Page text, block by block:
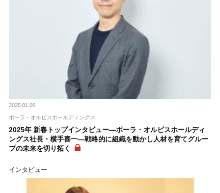
2025.01.06
ポーラ・オルビスホールディングス
2025年 新春トップインタビュー―ポーラ・オルビスホールディ
ングス社長・横手喜一―戦略的に組織を動かし人材を育てグルー
プの未来を切り拓く
インタビュー